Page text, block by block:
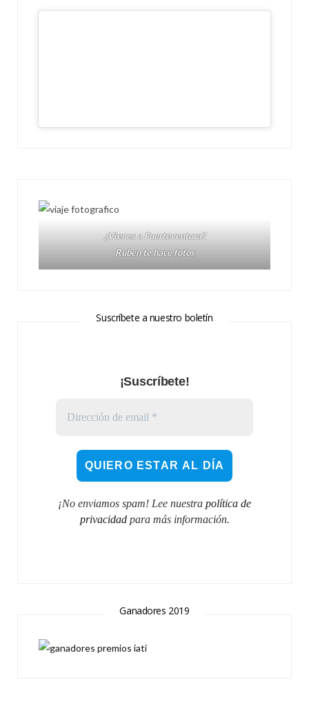
¿Vienes a Fuerteventura?
Ruben te hace fotos
Suscríbete a nuestro boletín
¡Suscríbete!
¡No enviamos spam! Lee nuestra política de
privacidadpara más información.
Ganadores 2019